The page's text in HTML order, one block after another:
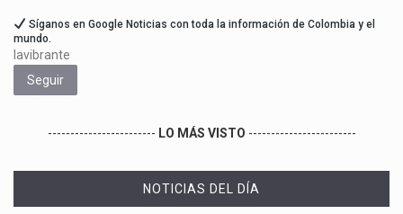
Síganos en Google Noticias con toda la información de Colombia y el
mundo.
lavibrante
Seguir
------------------------ LO MÁS VISTO ------------------------
NOTICIAS DEL DÍA